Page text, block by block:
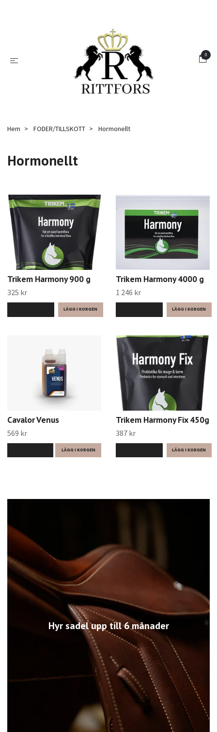
0
Hyr sadel upp till 6 månader
Hem FODER/TILLSKOTT Hormonellt
Hormonellt
Trikem Harmony 900 g
325 kr
Trikem Harmony 4000 g
1 246 kr
Cavalor Venus
569 kr
LÄGG I KORGEN
Trikem Harmony Fix 450g
387 kr